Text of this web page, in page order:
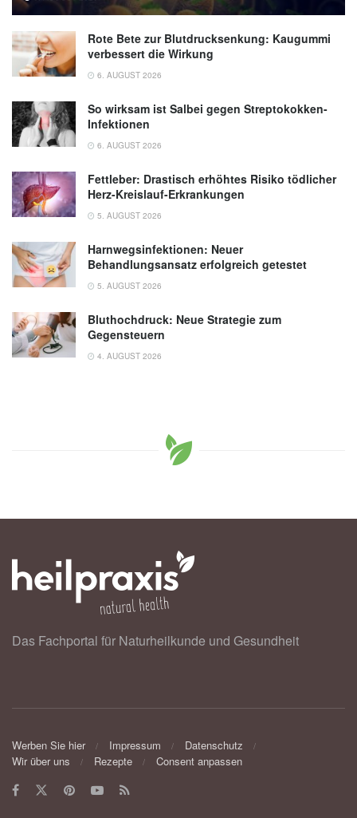
eurekalert.org
Rote Bete zur Blutdrucksenkung: Kaugummi
verbessert die Wirkung
6. AUGUST 2026
So wirksam ist Salbei gegen Streptokokken-
Infektionen
6. AUGUST 2026
Fettleber: Drastisch erhöhtes Risiko tödlicher
Herz-Kreislauf-Erkrankungen
5. AUGUST 2026
Harnwegsinfektionen: Neuer
Behandlungsansatz erfolgreich getestet
5. AUGUST 2026
Bluthochdruck: Neue Strategie zum
Gegensteuern
4. AUGUST 2026
Das Fachportal für Naturheilkunde und Gesundheit
Werben Sie hier Impressum
Datenschutz
Wir über uns
Rezepte Consent anpassen